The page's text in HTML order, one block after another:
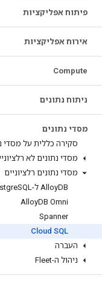
פיתוח אפליקציות
אירוח אפליקציות
Compute
ניתוח נתונים
מסדי נתונים
סקירה כללית על מסדי
מסדי נתונים לא
מסדי נתונים רלציוניים
AlloyDB ל-Postgre
SQL
AlloyDB Omni
Spanner
Cloud SQL
העברה
ניהול ה-Fleet